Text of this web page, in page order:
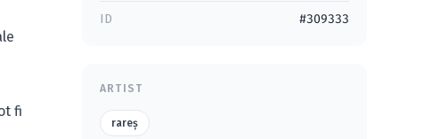
fi
ID #309333
ARTIST
rareș